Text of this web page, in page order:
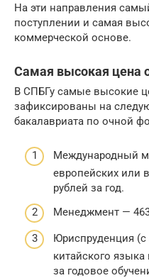
На эти направления
поступлении и самая
коммерческой основе.
Самая высокая цена
В СПБГу самые высокие
зафиксированы на
бакалавриата по очной
Международный
европейских или
рублей за год.
Менеджмент — 463
Юриспруденция
китайского
за годовое